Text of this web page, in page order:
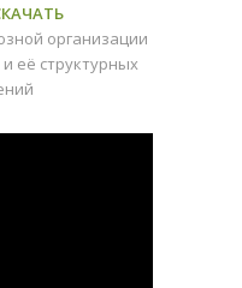
организации
её структурных